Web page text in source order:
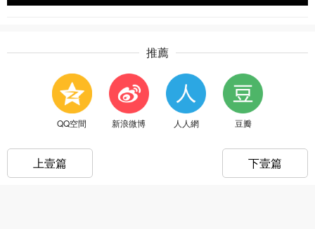
推薦
QQ空間 新浪微博 人人網 豆瓣
上壹篇 下壹篇